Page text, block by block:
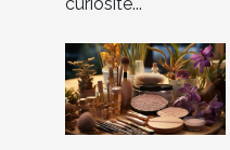
curiosité...